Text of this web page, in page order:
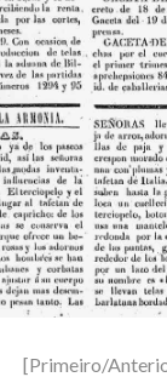
[Primeiro/